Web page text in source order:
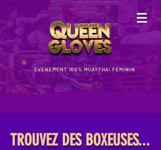
ÉVÉNEMENT 100% MUAYTHAï FÉMININ
TROUVEZ DES BOXEUSES...